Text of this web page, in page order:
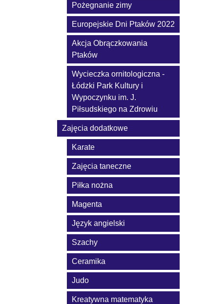
Pożegnanie zimy
Europejskie Dni Ptaków 2022
Akcja Obrączkowania
Ptaków
Wycieczka ornitologiczna -
Łódzki Park Kultury i
Wypoczynku im. J.
Piłsudskiego na Zdrowiu
Zajęcia dodatkowe
Karate
Zajęcia taneczne
Piłka nożna
Magenta
Język angielski
Szachy
Ceramika
Judo
Kreatywna matematyka